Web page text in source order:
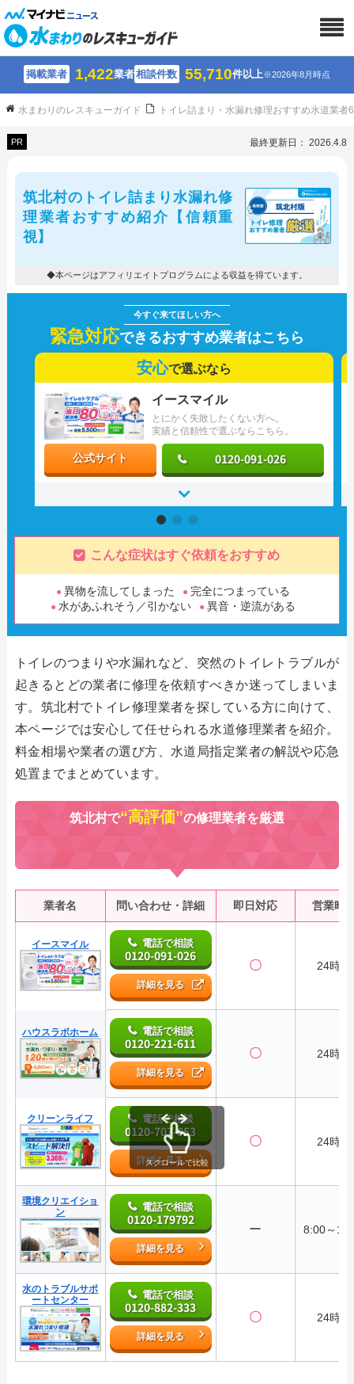
掲載業者 1,422業者相談件数 55,710件以上※2026年8月時点
水まわりのレスキューガイド トイレ詰まり・水漏れ修理おすすめ水道業
PR 最終更新日： 2026.4.8
筑北村のトイレ詰まり水漏れ修
理業者おすすめ紹介【信頼重
視】
◆本ページはアフィリエイトプログラムによる収益を得ています。
緊急対応できるおすすめ業者はこちら
安心で選ぶなら
とにかく失敗したくない方へ。
実績と信頼性で選ぶならこちら。
イースマイル
公式サイト 0120-091-026
こんな症状はすぐ依頼をおすすめ
異物を流してしまった
完全につまっている
水があふれそう／引かない
異音・逆流がある
トイレのつまりや水漏れなど、突然のトイレトラブルが
起きるとどの業者に修理を依頼すべきか迷ってしまいま
す。筑北村でトイレ修理業者を探している方に向けて、
本ページでは安心して任せられる水道修理業者を紹介。
料金相場や業者の選び方、水道局指定業者の解説や応急
処置までまとめています。
筑北村で“高評価”の修理業者を厳選
業者名 問い合わせ・詳細 即日対応 営業時
イースマイル 電話で相談
0120-091-026
詳細を見る
〇 24時間
ハウスラボホーム 電話で相談
0120-221-611
詳細を見る
〇 24時間
クリーンライフ 電話で相談
0120-707-053
詳細を見る
〇 24時間
環境クリエイショ
ン
電話で相談
0120-179792
詳細を見る
ー 8:00～
水のトラブルサポ
ートセンター
電話で相談
0120-882-333
詳細を見る
〇 24時間
スクロールで比較